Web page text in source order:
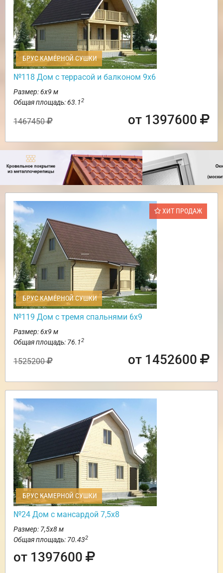
БРУС КАМЕРНОЙ СУШКИ
№118 Дом с террасой и балконом 9х6
Размер: 6х9 м
Общая площадь: 63.12
1467450 от 1397600
ХИТ ПРОДАЖ
БРУС КАМЕРНОЙ СУШКИ
№119 Дом с тремя спальнями 6х9
Размер: 6х9 м
Общая площадь: 76.12
1525200 от 1452600
БРУС КАМЕРНОЙ СУШКИ
№24 Дом с мансардой 7,5х8
Размер: 7,5х8 м
Общая площадь: 70.432
от 1397600